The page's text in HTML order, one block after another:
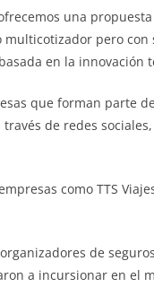
una
pero
en la innovación
que forman parte
de redes
como TTS
de
a incursionar en el